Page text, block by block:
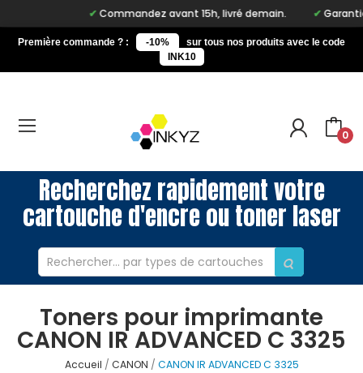
Commandez avant 15h, livré demain. Garantie
Première commande ? : -10%
sur tous nos produits avec le code
INK10
0
Recherchez rapidement votre
cartouche d'encre ou toner laser
Toners pour imprimante
CANON IR ADVANCED C 3325
Accueil CANON CANON IR ADVANCED C 3325